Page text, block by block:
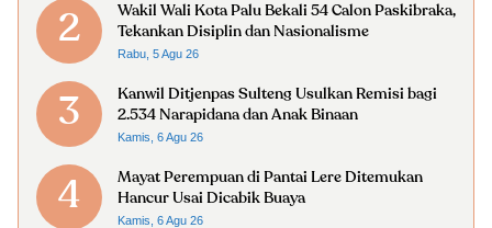
2
Wakil Wali Kota Palu Bekali 54 Calon Paskibraka,
Tekankan Disiplin dan Nasionalisme
Rabu, 5 Agu 26
3
Kanwil Ditjenpas Sulteng Usulkan Remisi bagi
2.534 Narapidana dan Anak Binaan
Kamis, 6 Agu 26
4
Mayat Perempuan di Pantai Lere Ditemukan
Hancur Usai Dicabik Buaya
Kamis, 6 Agu 26